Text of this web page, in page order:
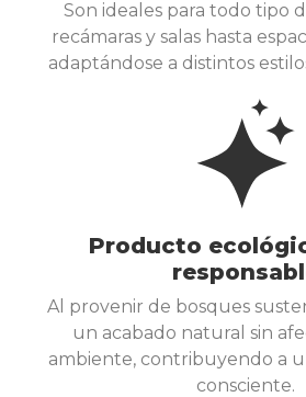
Son ideales para todo tipo
recámaras y salas hasta
adaptándose a distintos
Producto
Al provenir de bosques
un acabado natural sin
ambiente, contribuyendo a
consciente.